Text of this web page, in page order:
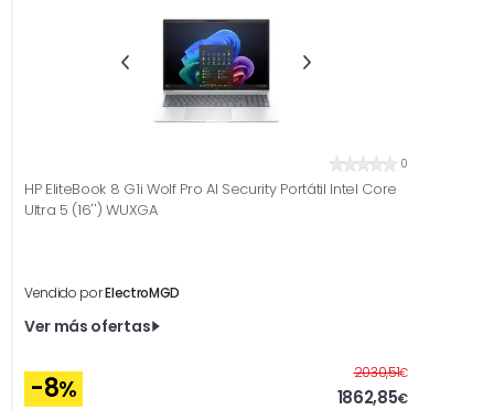
0
HP EliteBook 8 G1i Wolf Pro AI Security Portátil Intel Core
Ultra 5 (16'') WUXGA
Vendido porElectroMGD
Ver más ofertas
-8%
2030,51€Antes
1862,85€